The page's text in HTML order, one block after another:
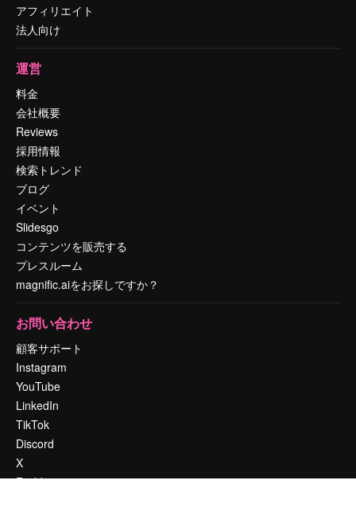
アフィリエイト
法人向け
運営
料金
会社概要
Reviews
採用情報
検索トレンド
ブログ
イベント
Slidesgo
コンテンツを販売する
プレスルーム
magnific.aiをお探しですか？
お問い合わせ
顧客サポート
Instagram
YouTube
LinkedIn
TikTok
Discord
X
Reddit